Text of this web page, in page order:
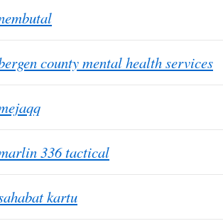
county mental health services
336 tactical
kartu